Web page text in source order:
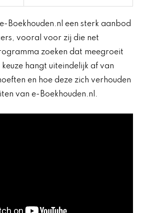
Boekhouden.nl een sterk aanbod
vooral voor zij die net
zoeken dat meegroeit
hangt uiteindelijk af van
en hoe deze zich verhouden
van e-Boekhouden.nl.